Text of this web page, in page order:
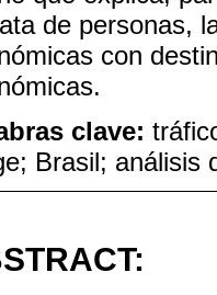
de personas,
con
clave:
Brasil; análisis